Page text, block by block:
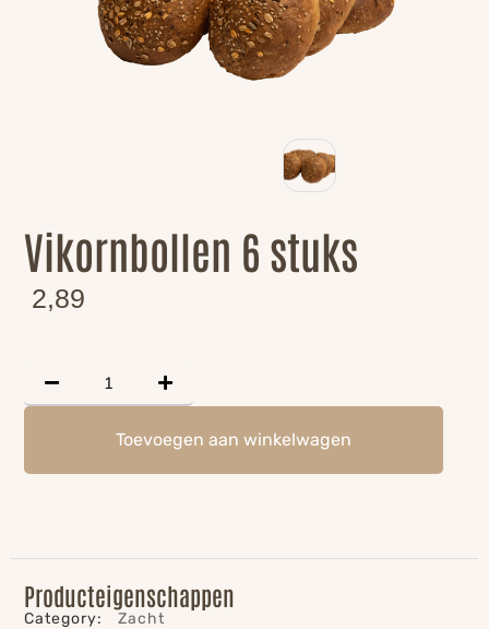
Vikornbollen 6 stuks
2,89
Toevoegen aan winkelwagen
Producteigenschappen
Category: Zacht